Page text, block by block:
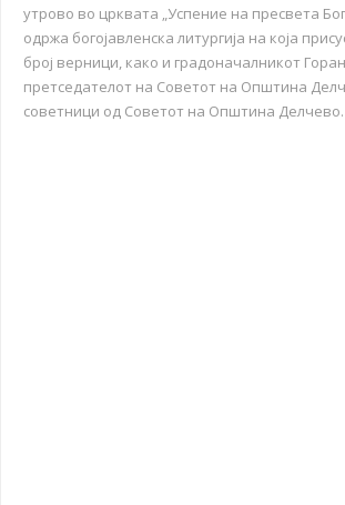
утрово во црквата „Успение на пресвета
одржа богојавленска литургија на која
број верници, како и градоначалникот
претседателот на Советот на Општина
советници од Советот на Општина Делчево.